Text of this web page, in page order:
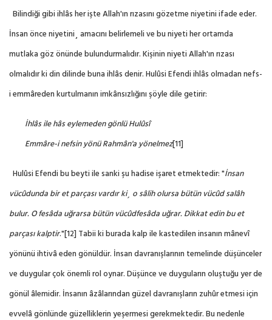
Bilindiği gibi ihlâs her işte Allah'ın rızasını gözetme niyetini ifade eder.
İnsan önce niyetini¸ amacını belirlemeli ve bu niyeti her ortamda
mutlaka göz önünde bulundurmalıdır. Kişinin niyeti Allah'ın rızası
olmalıdır ki din dilinde buna ihlâs denir. Hulûsi Efendi ihlâs olmadan nefs-
i emmâreden kurtulmanın imkânsızlığını şöyle dile getirir:
İhlâs ile hâs eylemeden gönlü Hulûsî
Emmâre-i nefsin yönü Rahmân'a yönelmez[11]
Hulûsi Efendi bu beyti ile sanki şu hadise işaret etmektedir: "İnsan
vücûdunda bir et parçası vardır ki¸ o sâlih olursa bütün vücûd salâh
bulur. O fesâda uğrarsa bütün vücûdfesâda uğrar. Dikkat edin bu et
parçası kalptir."[12] Tabii ki burada kalp ile kastedilen insanın mânevî
yönünü ihtivâ eden gönüldür. İnsan davranışlarının temelinde düşünceler
ve duygular çok önemli rol oynar. Düşünce ve duyguların oluştuğu yer de
gönül âlemidir. İnsanın âzâlarından güzel davranışların zuhûr etmesi için
evvelâ gönlünde güzelliklerin yeşermesi gerekmektedir. Bu nedenle